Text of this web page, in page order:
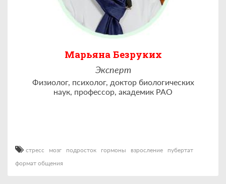
Марьяна Безруких
Эксперт
Физиолог, психолог, доктор биологических
наук, профессор, академик РАО
стресс мозг подросток гормоны взросление
пубертат
формат общения